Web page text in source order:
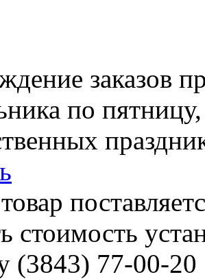
заказов
по
стоимость
(3843) 77-00-20